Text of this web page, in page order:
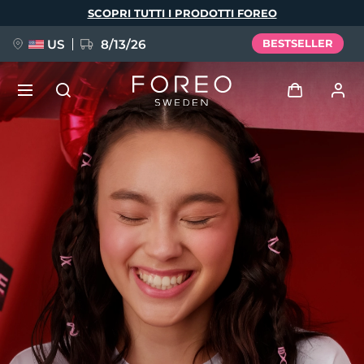
SCOPRI TUTTI I PRODOTTI FOREO
US 8/13/26 BESTSELLER
Profilo utente
I miei dispositivi
I miei ordini
I miei indirizzi
I miei abbonamenti
NUOVO
FAQ™ Pure Beauty-Tech Elixir
BREAKING NEWS
issa™ Teeth Whitening Set
Lingua
English Deutsch
Español
Français
Italiano
Português
Polski
Svenska
Русский
Türkçe
简体中文 繁體中文